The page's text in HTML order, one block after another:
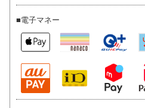
■電子マネー